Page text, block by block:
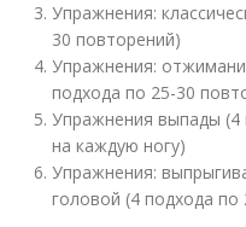
Упражнения:
30 повторений)
Упражнения:
подхода по 25-30
Упражнения выпады (4
на каждую ногу)
Упражнения:
головой (4 подхода